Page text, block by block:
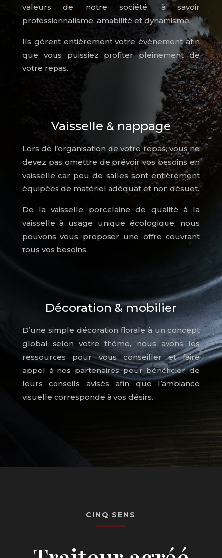
valeurs de notre société, à savoir
professionnalisme, amabilité et dynamisme.
Ils gèrent entièrement votre événement afin
que vous puissiez profiter pleinement de
votre repas.
Vaisselle & nappage
Lors de l’organisation de votre repas, vous ne
devez pas omettre de prévoir vos besoins en
vaisselle car peu de salles sont entièrement
équipées de matériel adéquat et non désuet.
De la vaisselle porcelaine de qualité à la
vaisselle à usage unique écologique, nous
pouvons vous proposer une offre couvrant
tous vos besoins.
Décoration & mobilier
D’une simple décoration florale à un concept
global selon votre thème, nous avons les
ressources pour vous conseiller et faire
appel à nos partenaires pour bénéficier de
leurs conseils avisés afin que l’ambiance
visuelle corresponde à vos désirs.
CINQ SENS